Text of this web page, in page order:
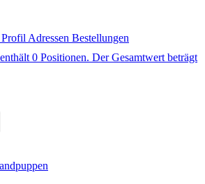
Profil Adressen Bestellungen
0 Positionen. Der Gesamtwert beträgt